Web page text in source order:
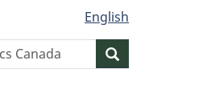
English